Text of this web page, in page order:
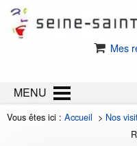
Mes
MENU
Vous êtes ici : Accueil > Nos